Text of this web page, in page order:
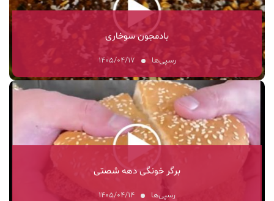
رسپی‌ها ۱۴۰۵/۰۴/۱۷
بادمجون سوخاری
رسپی‌ها ۱۴۰۵/۰۴/۱۴
برگر خونگی دهه شصتی